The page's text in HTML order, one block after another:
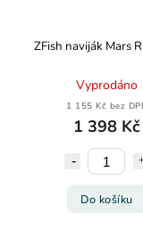
ZFish naviják Mars
Vyprodáno
1 155 Kč bez
1 398 Kč
Do košíku